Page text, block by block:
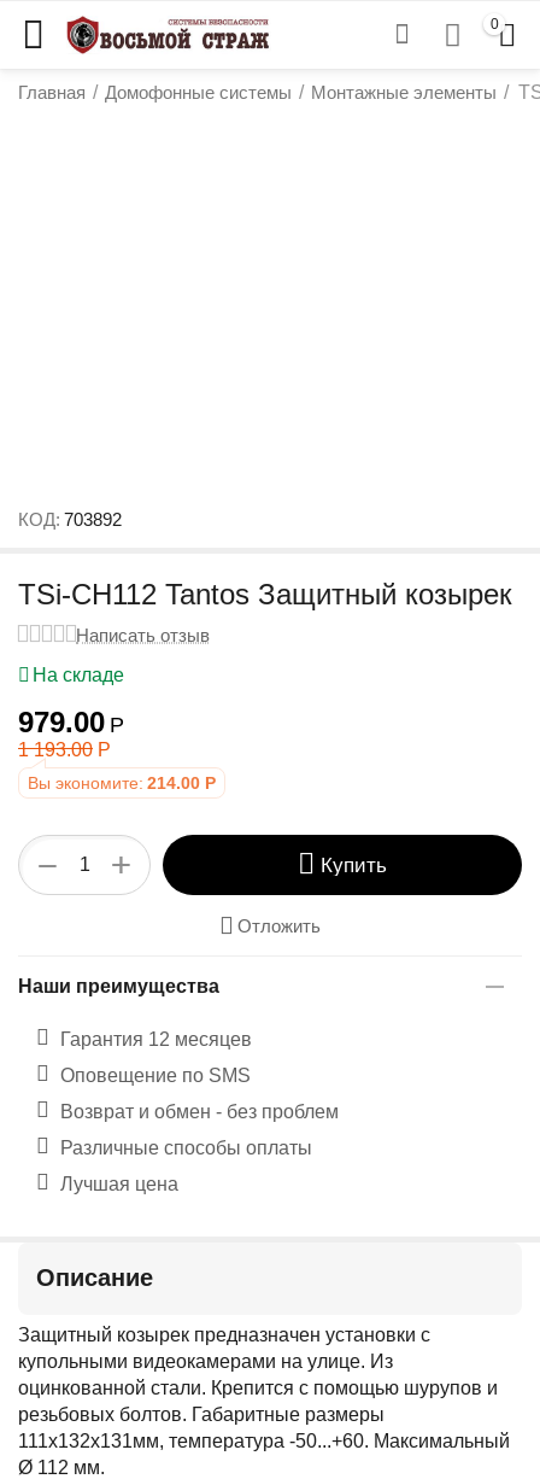
0
Главная / Домофонные системы / Монтажные элементы /
КОД: 703892
TSi-CH112 Tantos Защитный козырек
Написать отзыв
На складе
979.00 Р
1 193.00 Р
Вы экономите: 214.00 Р
+
− Купить
Отложить
Наши преимущества
Гарантия 12 месяцев
Оповещение по SMS
Возврат и обмен - без проблем
Различные способы оплаты
Лучшая цена
Описание
Защитный козырек предназначен установки с
купольными видеокамерами на улице. Из
оцинкованной стали. Крепится с помощью шурупов и
резьбовых болтов. Габаритные размеры
111х132х131мм, температура -50...+60. Мaксимальный
Ø 112 мм.